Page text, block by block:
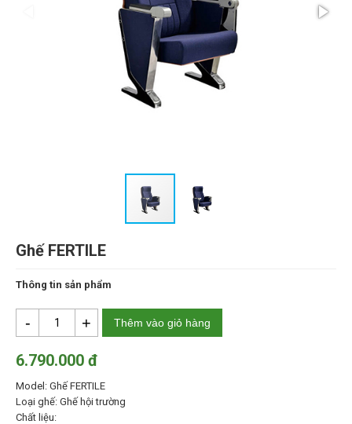
Ghế FERTILE
Thông tin sản phẩm
- + Thêm vào giỏ hàng
6.790.000 đ
Model: Ghế FERTILE
Loại ghế: Ghế hội trường
Chất liệu: